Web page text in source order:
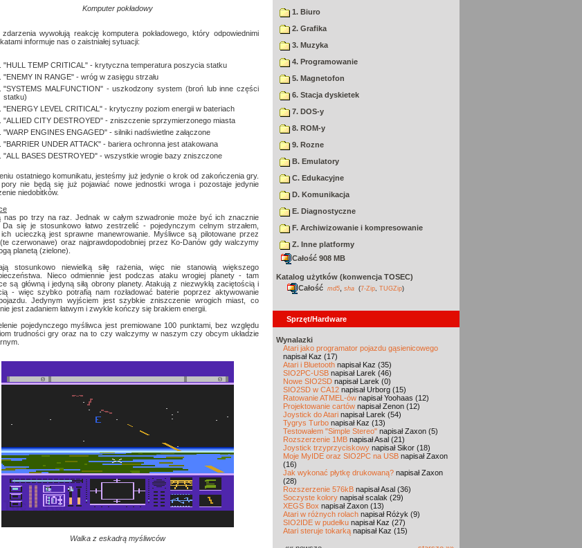
Komputer pokładowy
zdarzenia wywołują reakcję komputera pokładowego, który odpowiednimi
informuje nas o zaistniałej sytuacji:
"HULL TEMP CRITICAL" - krytyczna temperatura poszycia statku
"ENEMY IN RANGE" - wróg w zasięgu strzału
"SYSTEMS MALFUNCTION" - uszkodzony system (broń lub inne części
statku)
"ENERGY LEVEL CRITICAL" - krytyczny poziom energii w bateriach
"ALLIED CITY DESTROYED" - zniszczenie sprzymierzonego miasta
"WARP ENGINES ENGAGED" - silniki nadświetlne załączone
"BARRIER UNDER ATTACK" - bariera ochronna jest atakowana
"ALL BASES DESTROYED" - wszystkie wrogie bazy zniszczone
ostatniego komunikatu, jesteśmy już jedynie o krok od zakończenia gry.
nie będą się już pojawiać nowe jednostki wroga i pozostaje jedynie
niedobitków.
nas po trzy na raz. Jednak w całym szwadronie może być ich znacznie
Da się je stosunkowo łatwo zestrzelić - pojedynczym celnym strzałem,
ucieczką jest sprawne manewrowanie. Myśliwce są pilotowane przez
czerwonawe) oraz najprawdopodobniej przez Ko-Danów gdy walczymy
planetą (zielone).
stosunkowo niewielką siłę rażenia, więc nie stanowią większego
Nieco odmiennie jest podczas ataku wrogiej planety - tam
są główną i jedyną siłą obrony planety. Atakują z niezwykłą zaciętością i
- więc szybko potrafią nam rozładować baterie poprzez aktywowanie
Jedynym wyjściem jest szybkie zniszczenie wrogich miast, co
jest zadaniem łatwym i zwykle kończy się brakiem energii.
pojedynczego myśliwca jest premiowane 100 punktami, bez względu
trudności gry oraz na to czy walczymy w naszym czy obcym układzie
Walka z eskadrą myśliwców
1. Biuro
2. Grafika
3. Muzyka
4. Programowanie
5. Magnetofon
6. Stacja dyskietek
7. DOS-y
8. ROM-y
9. Rozne
B. Emulatory
C. Edukacyjne
D. Komunikacja
E. Diagnostyczne
F. Archiwizowanie i kompresowanie
Z. Inne platformy
Całość 908 MB
Katalog użytków (konwencja TOSEC)
Całość md5 sha (7-Zip TUGZip)
Sprzęt/Hardware
Wynalazki
Atari jako programator pojazdu gąsienicowego
napisał Kaz (17)
Atari i Bluetooth napisał Kaz (35)
SIO2PC-USB napisał Larek (46)
Nowe SIO2SD napisał Larek (0)
SIO2SD w CA12 napisał Urborg (15)
Ratowanie ATMEL-ów napisał Yoohaas (12)
Projektowanie cartów napisał Zenon (12)
Joystick do Atari napisał Larek (54)
Tygrys Turbo napisał Kaz (13)
Testowałem "Simple Stereo" napisał Zaxon (5)
Rozszerzenie 1MB napisał Asal (21)
Joystick trzyprzyciskowy napisał Sikor (18)
Moje MyIDE oraz SIO2PC na USB napisał Zaxon
(16)
Jak wykonać płytkę drukowaną? napisał Zaxon
(28)
Rozszerzenie 576kB napisał Asal (36)
Soczyste kolory napisał scalak (29)
XEGS Box napisał Zaxon (13)
Atari w różnych rolach napisał Różyk (9)
SIO2IDE w pudełku napisał Kaz (27)
Atari steruje tokarką napisał Kaz (15)